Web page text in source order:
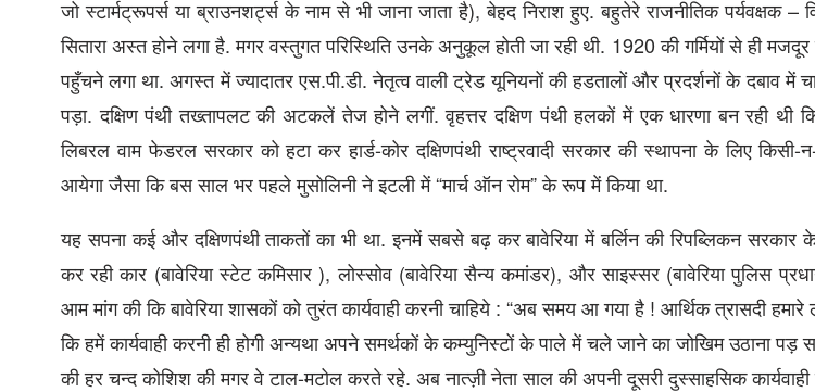
जो स्टार्मट्रूपर्स या ब्राउनशर्ट्स के नाम से भी जाना जाता है), बेहद निराश हुए. बहुतेरे राजनीतिक पर्यवक्षक –
सितारा अस्त होने लगा है. मगर वस्तुगत परिस्थिति उनके अनुकूल होती जा रही थी. 1920 की गर्मियों से ही
पहुँचने लगा था. अगस्त में ज्यादातर एस.पी.डी. नेतृत्व वाली ट्रेड यूनियनों की हडतालों और प्रदर्शनों के दबाव में
पड़ा. दक्षिण पंथी तख्तापलट की अटकलें तेज होने लगीं. वृहत्तर दक्षिण पंथी हलकों में एक धारणा बन रही थी
लिबरल वाम फेडरल सरकार को हटा कर हार्ड-कोर दक्षिणपंथी राष्ट्रवादी सरकार की स्थापना के लिए
आयेगा जैसा कि बस साल भर पहले मुसोलिनी ने इटली में “मार्च ऑन रोम” के रूप में किया था.
यह सपना कई और दक्षिणपंथी ताकतों का भी था. इनमें सबसे बढ़ कर बावेरिया में बर्लिन की रिपब्लिकन
कर रही कार (बावेरिया स्टेट कमिसार ), लोस्सोव (बावेरिया सैन्य कमांडर), और साइस्सर (बावेरिया पुलिस
आम मांग की कि बावेरिया शासकों को तुरंत कार्यवाही करनी चाहिये : “अब समय आ गया है ! आर्थिक त्रासदी
कि हमें कार्यवाही करनी ही होगी अन्यथा अपने समर्थकों के कम्युनिस्टों के पाले में चले जाने का जोखिम उठाना
की हर चन्द कोशिश की मगर वे टाल-मटोल करते रहे. अब नात्‍ज़ी नेता साल की अपनी दूसरी दुस्साहसिक